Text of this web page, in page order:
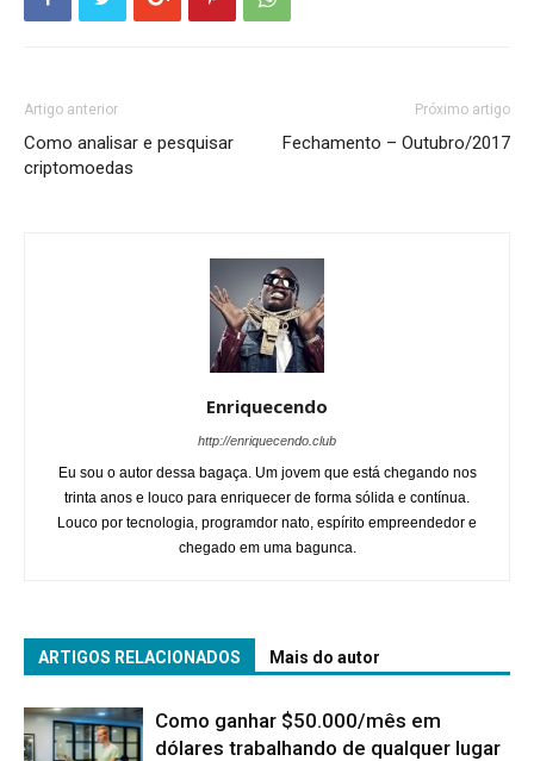
Artigo anterior
Como analisar e pesquisar
criptomoedas
Próximo artigo
Fechamento – Outubro/2017
Enriquecendo
http://enriquecendo.club
Eu sou o autor dessa bagaça. Um jovem que está chegando nos
trinta anos e louco para enriquecer de forma sólida e contínua.
Louco por tecnologia, programdor nato, espírito empreendedor e
chegado em uma bagunca.
ARTIGOS RELACIONADOS Mais do autor
Como ganhar $50.000/mês em
dólares trabalhando de qualquer lugar